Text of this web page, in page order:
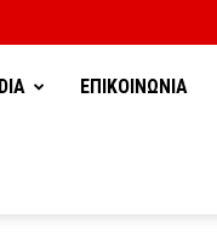
ΕΠΙΚΟΙΝΩΝΙΑ